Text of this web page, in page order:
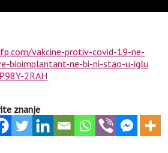
vakcine-protiv-covid-19-ne-
bioimplantant-ne-bi-ni-stao-u-iglu
2RAH
znanje